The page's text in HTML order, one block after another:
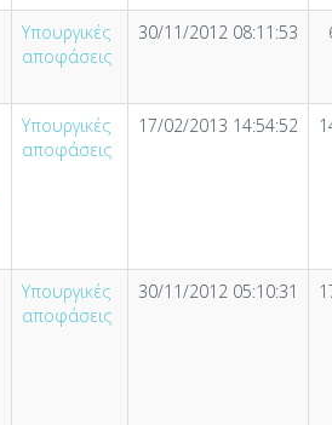
Υπουργικές
αποφάσεις
30/11/2012 08:11:53
Υπουργικές
αποφάσεις
17/02/2013 14:54:52
Υπουργικές
αποφάσεις
30/11/2012 05:10:31